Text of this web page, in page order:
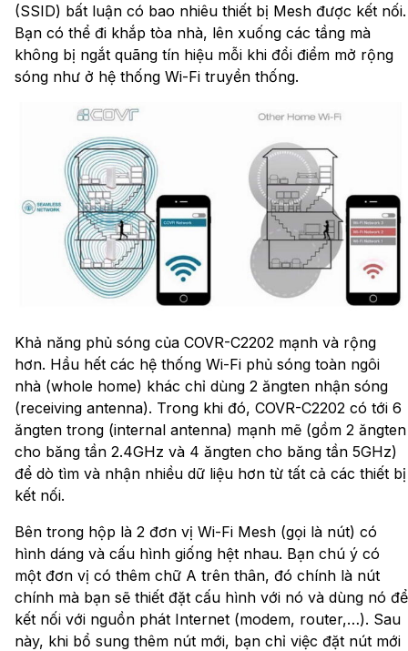
(SSID) bất luận có bao nhiêu thiết bị Mesh được kết nối.
Bạn có thể đi khắp tòa nhà, lên xuống các tầng mà
không bị ngắt quãng tín hiệu mỗi khi đổi điểm mở rộng
sóng như ở hệ thống Wi-Fi truyền thống.
Khả năng phủ sóng của COVR-C2202 mạnh và rộng
hơn. Hầu hết các hệ thống Wi-Fi phủ sóng toàn ngôi
nhà (whole home) khác chỉ dùng 2 ăngten nhận sóng
(receiving antenna). Trong khi đó, COVR-C2202 có tới 6
ăngten trong (internal antenna) mạnh mẽ (gồm 2 ăngten
cho băng tần 2.4GHz và 4 ăngten cho băng tần 5GHz)
để dò tìm và nhận nhiều dữ liệu hơn từ tất cả các thiết bị
kết nối.
Bên trong hộp là 2 đơn vị Wi-Fi Mesh (gọi là nút) có
hình dáng và cấu hình giống hệt nhau. Bạn chú ý có
một đơn vị có thêm chữ A trên thân, đó chính là nút
chính mà bạn sẽ thiết đặt cấu hình với nó và dùng nó để
kết nối với nguồn phát Internet (modem, router,…). Sau
này, khi bổ sung thêm nút mới, bạn chỉ việc đặt nút mới